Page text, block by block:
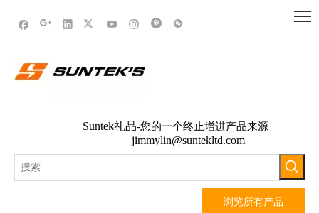
Suntek礼品-您的一个终止增进产品来源
jimmylin@suntekltd.com
浏览所有产品